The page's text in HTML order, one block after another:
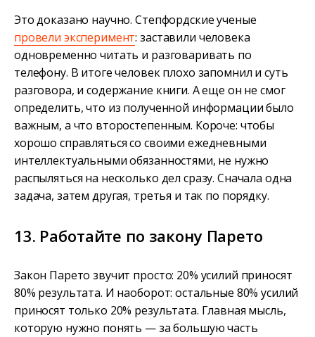
Это доказано научно. Степфордские ученые
провели эксперимент: заставили человека
одновременно читать и разговаривать по
телефону. В итоге человек плохо запомнил и суть
разговора, и содержание книги. А еще он не смог
определить, что из полученной информации было
важным, а что второстепенным. Короче: чтобы
хорошо справляться со своими ежедневными
интеллектуальными обязанностями, не нужно
распыляться на несколько дел сразу. Сначала одна
задача, затем другая, третья и так по порядку.
13. Работайте по закону Парето
Закон Парето звучит просто: 20% усилий приносят
80% результата. И наоборот: остальные 80% усилий
приносят только 20% результата. Главная мысль,
которую нужно понять — за большую часть